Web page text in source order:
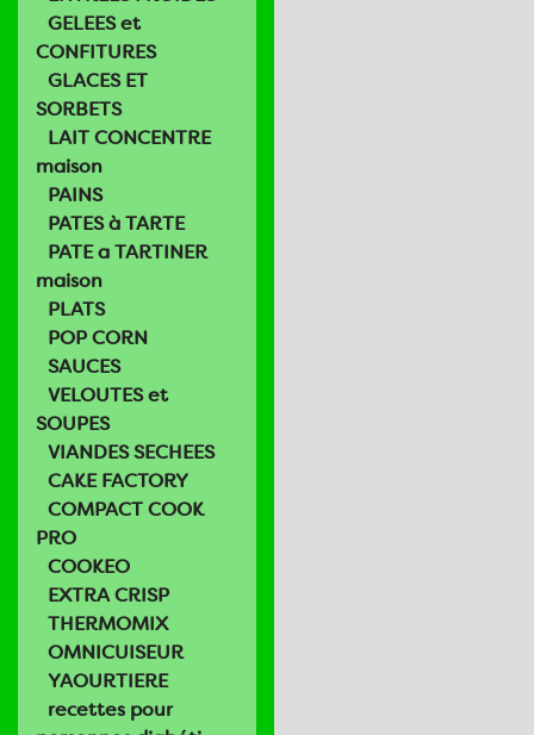
GELEES et
CONFITURES
GLACES ET
SORBETS
LAIT CONCENTRE
maison
PAINS
PATES à TARTE
PATE a TARTINER
maison
PLATS
POP CORN
SAUCES
VELOUTES et
SOUPES
VIANDES SECHEES
CAKE FACTORY
COMPACT COOK
PRO
COOKEO
EXTRA CRISP
THERMOMIX
OMNICUISEUR
YAOURTIERE
recettes pour